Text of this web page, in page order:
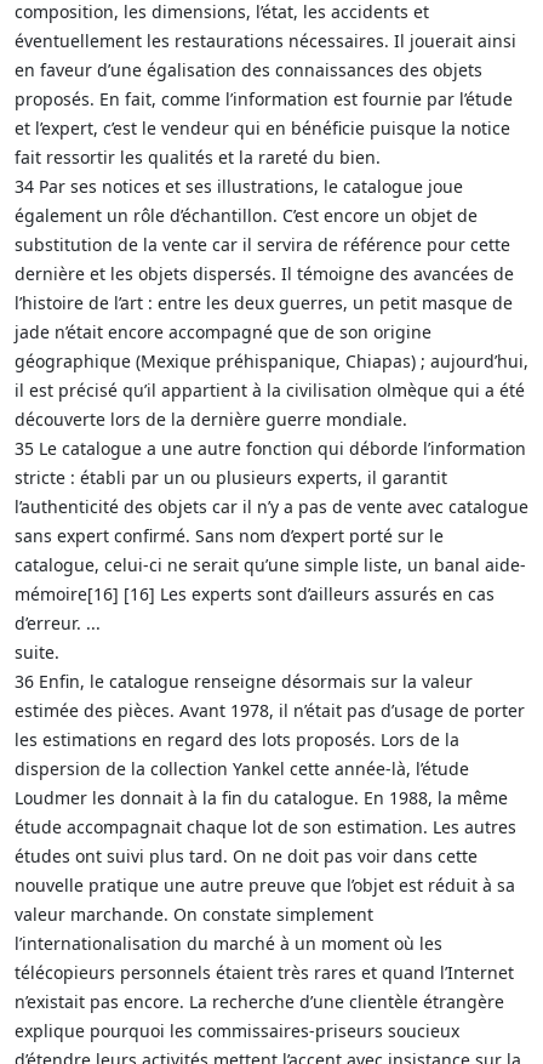
composition, les dimensions, l’état, les accidents et
éventuellement les restaurations nécessaires. Il jouerait ainsi
en faveur d’une égalisation des connaissances des objets
proposés. En fait, comme l’information est fournie par l’étude
et l’expert, c’est le vendeur qui en bénéficie puisque la notice
fait ressortir les qualités et la rareté du bien.
34 Par ses notices et ses illustrations, le catalogue joue
également un rôle d’échantillon. C’est encore un objet de
substitution de la vente car il servira de référence pour cette
dernière et les objets dispersés. Il témoigne des avancées de
l’histoire de l’art : entre les deux guerres, un petit masque de
jade n’était encore accompagné que de son origine
géographique (Mexique préhispanique, Chiapas) ; aujourd’hui,
il est précisé qu’il appartient à la civilisation olmèque qui a été
découverte lors de la dernière guerre mondiale.
35 Le catalogue a une autre fonction qui déborde l’information
stricte : établi par un ou plusieurs experts, il garantit
l’authenticité des objets car il n’y a pas de vente avec catalogue
sans expert confirmé. Sans nom d’expert porté sur le
catalogue, celui-ci ne serait qu’une simple liste, un banal aide-
mémoire[16] [16] Les experts sont d’ailleurs assurés en cas
d’erreur. ...
suite.
36 Enfin, le catalogue renseigne désormais sur la valeur
estimée des pièces. Avant 1978, il n’était pas d’usage de porter
les estimations en regard des lots proposés. Lors de la
dispersion de la collection Yankel cette année-là, l’étude
Loudmer les donnait à la fin du catalogue. En 1988, la même
étude accompagnait chaque lot de son estimation. Les autres
études ont suivi plus tard. On ne doit pas voir dans cette
nouvelle pratique une autre preuve que l’objet est réduit à sa
valeur marchande. On constate simplement
l’internationalisation du marché à un moment où les
télécopieurs personnels étaient très rares et quand l’Internet
n’existait pas encore. La recherche d’une clientèle étrangère
explique pourquoi les commissaires-priseurs soucieux